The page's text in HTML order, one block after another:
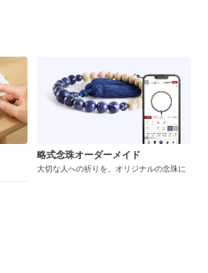
略式念珠オーダーメイド
大切な人への祈りを、オリジナルの念珠に